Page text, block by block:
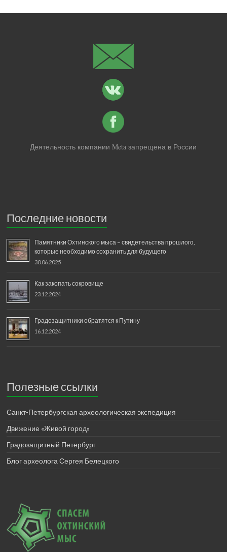
Деятельность компании Meta запрещена в России
Последние новости
Памятники Охтинского мыса – свидетельства прошлого,
которые необходимо сохранить для будущего
30.06.2025
Как закопать сокровище
23.12.2024
Градозащитники обратятся к Путину
16.12.2024
Полезные ссылки
Санкт-Петербургская археологическая экспедиция
Движение «Живой город»
Градозащитный Петербург
Блог археолога Сергея Белецкого